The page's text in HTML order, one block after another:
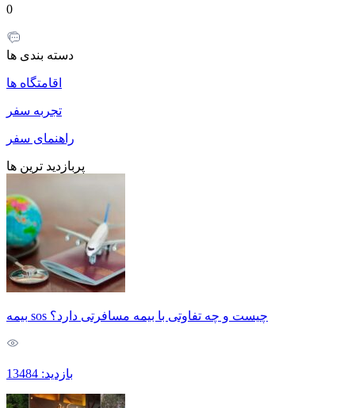
0
دسته بندی ها
اقامتگاه ها
تجربه سفر
راهنمای سفر
پربازدید ترین ها
بیمه sos چیست و چه تفاوتی با بیمه مسافرتی دارد؟
بازدید: 13484